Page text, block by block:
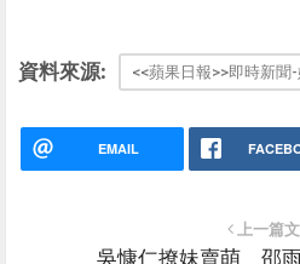
資料來源: <<蘋果日報>>即時新聞
EMAIL
上一篇
吳慷仁撩妹賣萌 邵